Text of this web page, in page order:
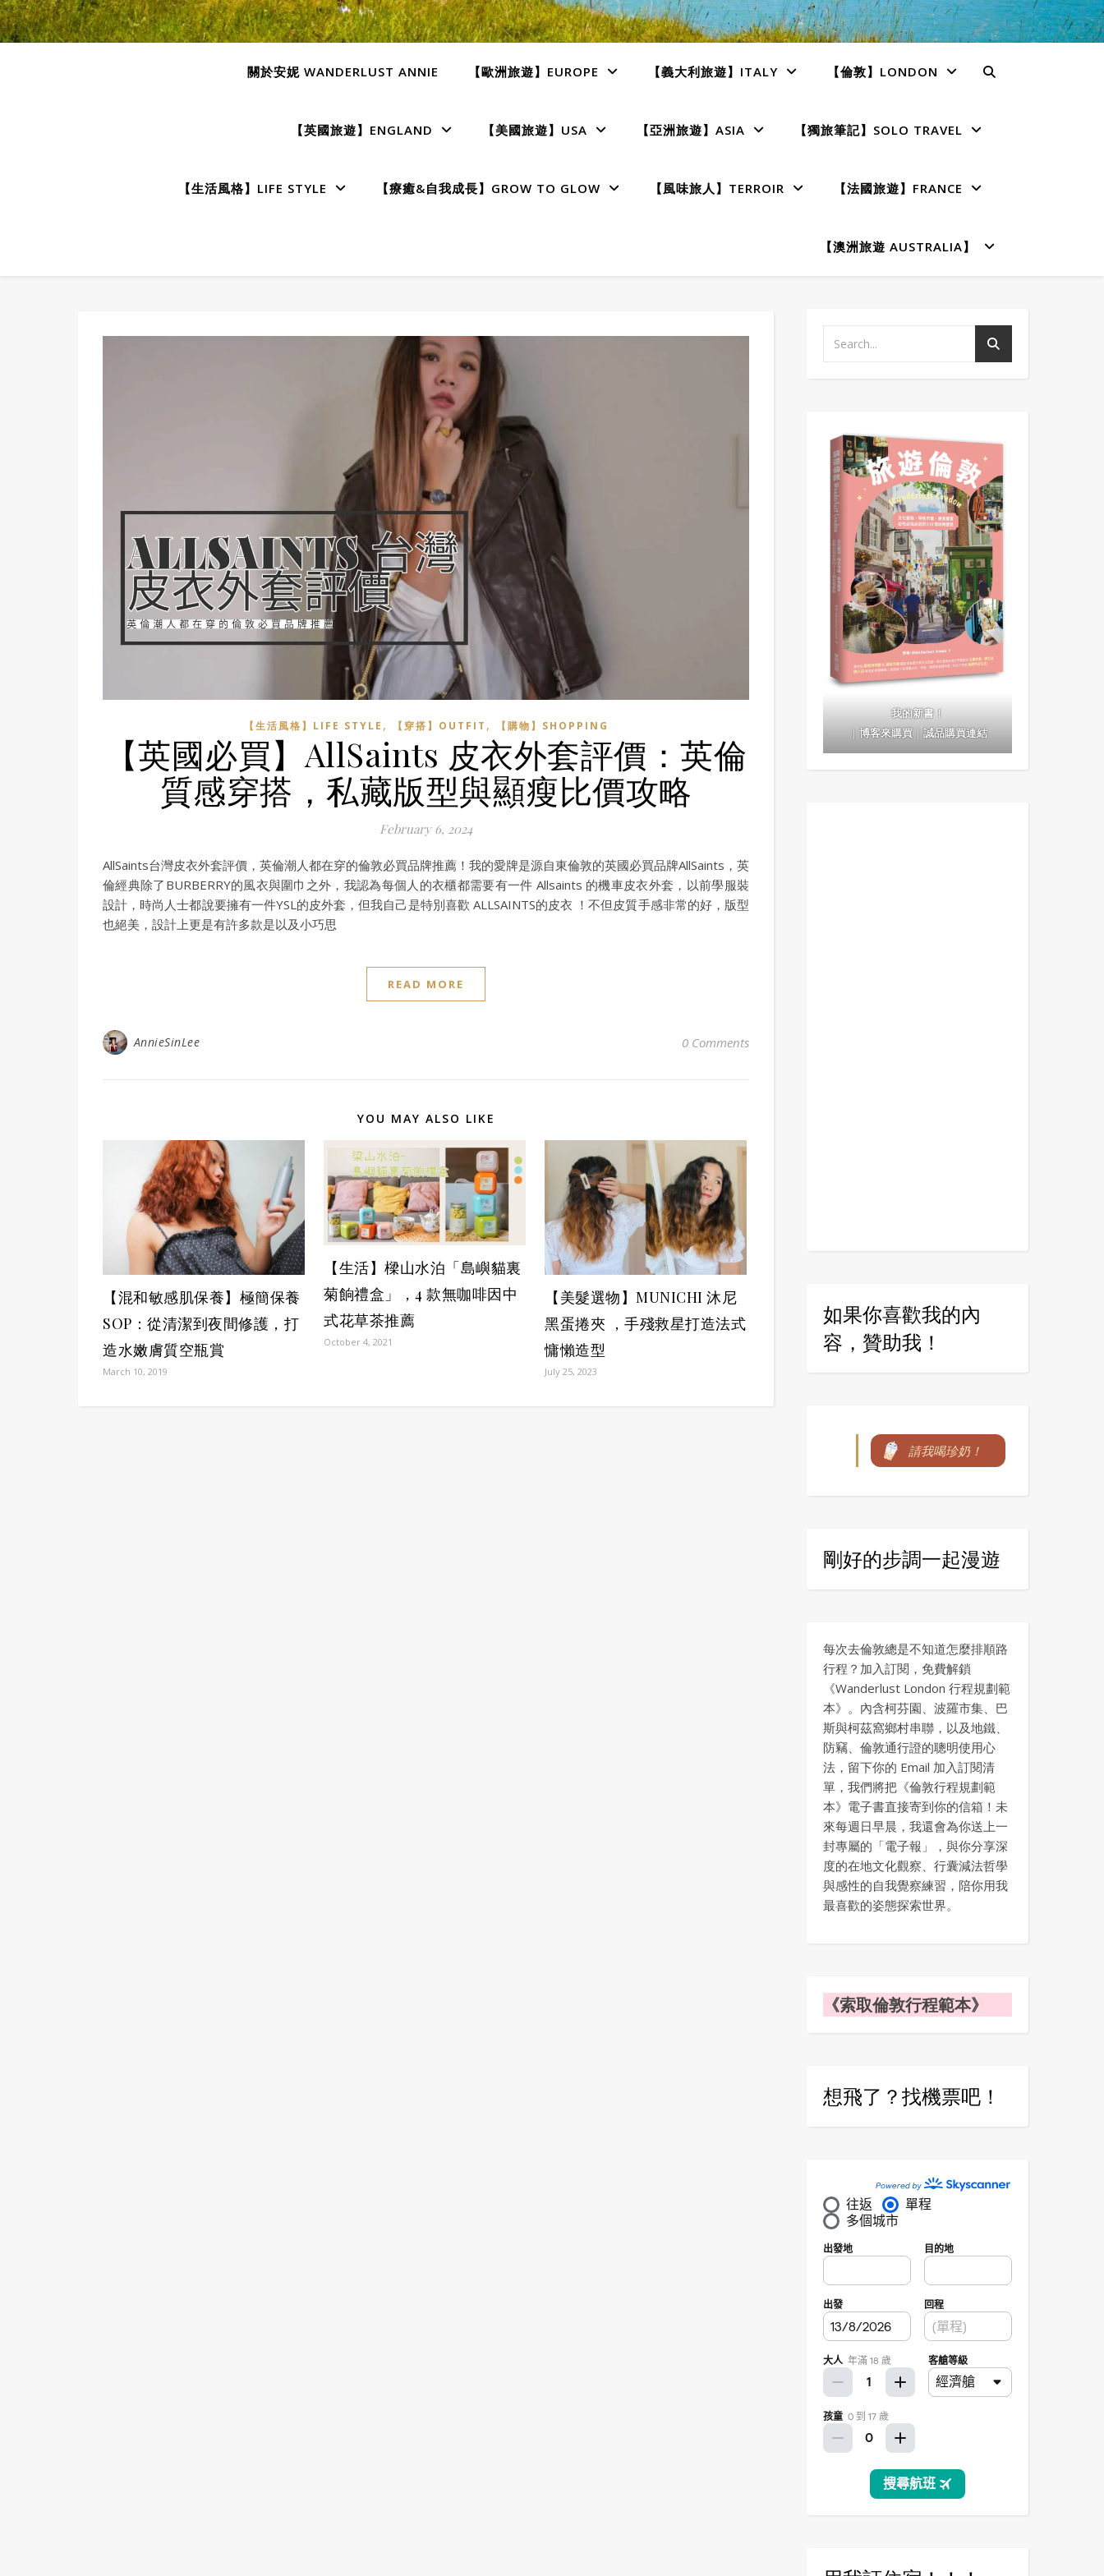
關於安妮 WANDERLUST ANNIE 【歐洲旅遊】EUROPE 【義大利旅遊】ITALY 【倫敦】LONDON
【英國旅遊】ENGLAND 【美國旅遊】USA 【亞洲旅遊】ASIA 【獨旅筆記】SOLO TRAVEL
【生活風格】LIFE STYLE 【療癒&自我成長】GROW TO GLOW 【風味旅人】TERROIR 【法國旅遊】FRANCE
【澳洲旅遊 AUSTRALIA】
【生活風格】LIFE STYLE , 【穿搭】OUTFIT , 【購物】SHOPPING
【英國必買】AllSaints 皮衣外套評價：英倫
質感穿搭，私藏版型與顯瘦比價攻略
February 6, 2024
AllSaints台灣皮衣外套評價，英倫潮人都在穿的倫敦必買品牌推薦！我的愛牌是源自東倫敦的英國必買品牌AllSaints，英
倫經典除了BURBERRY的風衣與圍巾之外，我認為每個人的衣櫃都需要有一件 Allsaints 的機車皮衣外套，以前學服裝
設計，時尚人士都說要擁有一件YSL的皮外套，但我自己是特別喜歡 ALLSAINTS的皮衣 ！不但皮質手感非常的好，版型
也絕美，設計上更是有許多款是以及小巧思
READ MORE
AnnieSinLee 0 Comments
YOU MAY ALSO LIKE
【混和敏感肌保養】極簡保養
SOP：從清潔到夜間修護，打
造水嫩膚質空瓶賞
March 10, 2019
【生活】樑山水泊「島嶼貓裏
菊餉禮盒」，4 款無咖啡因中
式花草茶推薦
October 4, 2021
【美髮選物】MUNICHI 沐尼
黑蛋捲夾 ，手殘救星打造法式
慵懶造型
July 25, 2023
我的新書！
｜博客來購買｜誠品購買連結
如果你喜歡我的內
容，贊助我！
請我喝珍奶！
剛好的步調一起漫遊
每次去倫敦總是不知道怎麼排順路
行程？加入訂閱，免費解鎖
《Wanderlust London 行程規劃範
本》。內含柯芬園、波羅市集、巴
斯與柯茲窩鄉村串聯，以及地鐵、
防竊、倫敦通行證的聰明使用心
法，留下你的 Email 加入訂閱清
單，我們將把《倫敦行程規劃範
本》電子書直接寄到你的信箱！未
來每週日早晨，我還會為你送上一
封專屬的「電子報」，與你分享深
度的在地文化觀察、行囊減法哲學
與感性的自我覺察練習，陪你用我
最喜歡的姿態探索世界。
《索取倫敦行程範本》
想飛了？找機票吧！